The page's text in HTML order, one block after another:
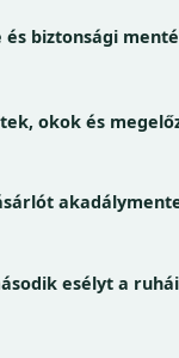
biztonsági
okok és
esélyt a